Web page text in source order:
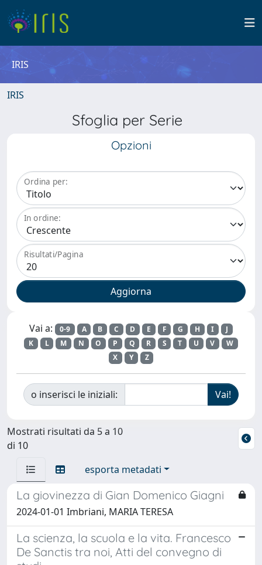
IRIS
IRIS
Sfoglia per Serie
Opzioni
Ordina per:
In ordine:
Risultati/Pagina
Vai a: 0-9 A B C D E F G H I
J
K
L M N O P Q R S T U V
W
X
Y Z
o inserisci le iniziali:
Mostrati risultati da 5 a 10
di 10
esporta metadati
La giovinezza di Gian Domenico Giagni
2024-01-01 Imbriani, MARIA TERESA
La scienza, la scuola e la vita. Francesco
De Sanctis tra noi, Atti del convegno di